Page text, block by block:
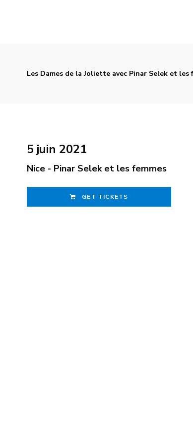
Les Dames de la Joliette avec Pinar Selek et les
5 juin 2021
Nice - Pinar Selek et les femmes
GET TICKETS